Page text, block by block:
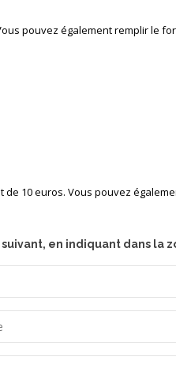
pouvez également remplir le
10 euros. Vous pouvez
en indiquant dans la